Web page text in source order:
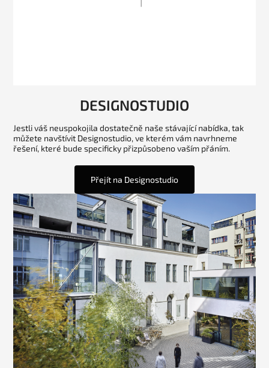
DESIGNOSTUDIO
Jestli váš neuspokojila dostatečně naše stávající nabídka, tak
můžete navštívit Designostudio, ve kterém vám navrhneme
řešení, které bude specificky přizpůsobeno vaším přáním.
Přejít na Designostudio